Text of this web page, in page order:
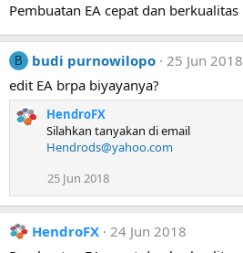
Pembuatan EA cepat dan berkualitas
B budi purnowilopo 25 Jun 2018
edit EA brpa biyayanya?
HendroFX
Silahkan tanyakan di email
Hendrods@yahoo.com
25 Jun 2018
HendroFX 24 Jun 2018